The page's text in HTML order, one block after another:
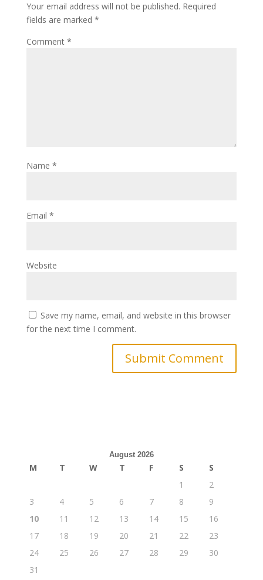
Your email address will not be published. Required
fields are marked *
Comment *
Name *
Email *
Website
Save my name, email, and website in this browser
for the next time I comment.
August 2026
M T W T F S
S
1
2
3
4 5 6 7 8
9
10
11 12 13 14 15
16
17
18 19 20 21 22
23
24
25 26 27 28 29
30
31